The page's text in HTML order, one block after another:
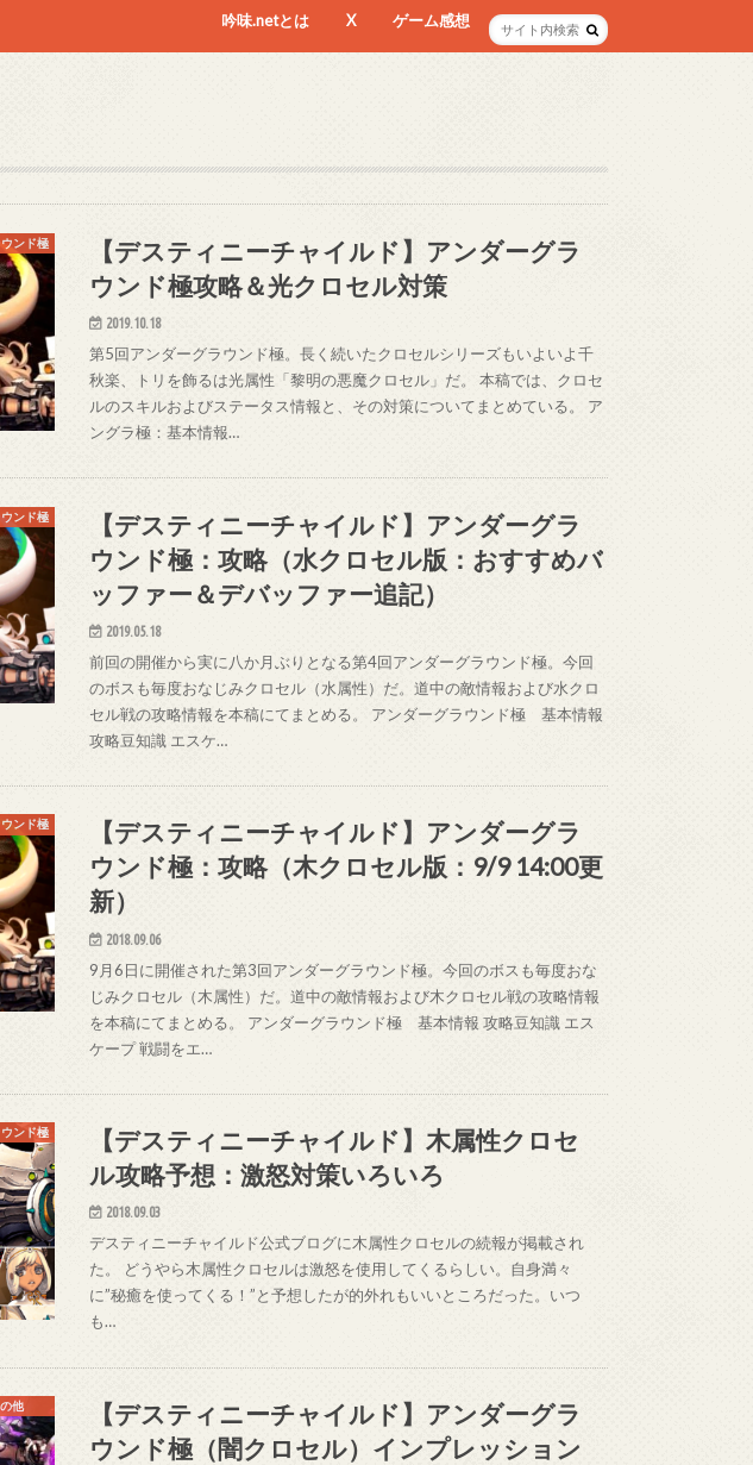
吟味.netとは X ゲーム感想
ンド極
【デスティニーチャイルド】アンダーグラ
ウンド極攻略＆光クロセル対策
2019.10.18
第5回アンダーグラウンド極。長く続いたクロセルシリーズもいよいよ千
秋楽、トリを飾るは光属性「黎明の悪魔クロセル」だ。 本稿では、クロセ
ルのスキルおよびステータス情報と、その対策についてまとめている。 ア
ングラ極：基本情報…
ンド極
【デスティニーチャイルド】アンダーグラ
ウンド極：攻略（水クロセル版：おすすめバ
ッファー＆デバッファー追記）
2019.05.18
前回の開催から実に八か月ぶりとなる第4回アンダーグラウンド極。今回
のボスも毎度おなじみクロセル（水属性）だ。道中の敵情報および水クロ
セル戦の攻略情報を本稿にてまとめる。 アンダーグラウンド極 基本情報
攻略豆知識 エスケ…
ンド極
【デスティニーチャイルド】アンダーグラ
ウンド極：攻略（木クロセル版：9/9 14:00更
新）
2018.09.06
9月6日に開催された第3回アンダーグラウンド極。今回のボスも毎度おな
じみクロセル（木属性）だ。道中の敵情報および木クロセル戦の攻略情報
を本稿にてまとめる。 アンダーグラウンド極 基本情報 攻略豆知識 エス
ケープ 戦闘をエ…
ンド極
【デスティニーチャイルド】木属性クロセ
ル攻略予想：激怒対策いろいろ
2018.09.03
デスティニーチャイルド公式ブログに木属性クロセルの続報が掲載され
た。 どうやら木属性クロセルは激怒を使用してくるらしい。自身満々
に”秘癒を使ってくる！”と予想したが的外れもいいところだった。いつ
も…
他
【デスティニーチャイルド】アンダーグラ
ウンド極（闇クロセル）インプレッション